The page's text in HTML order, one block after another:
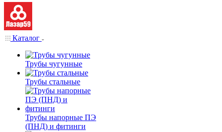
Каталог
Трубы чугунные
Трубы стальные
Трубы напорные ПЭ
(ПНД) и фитинги